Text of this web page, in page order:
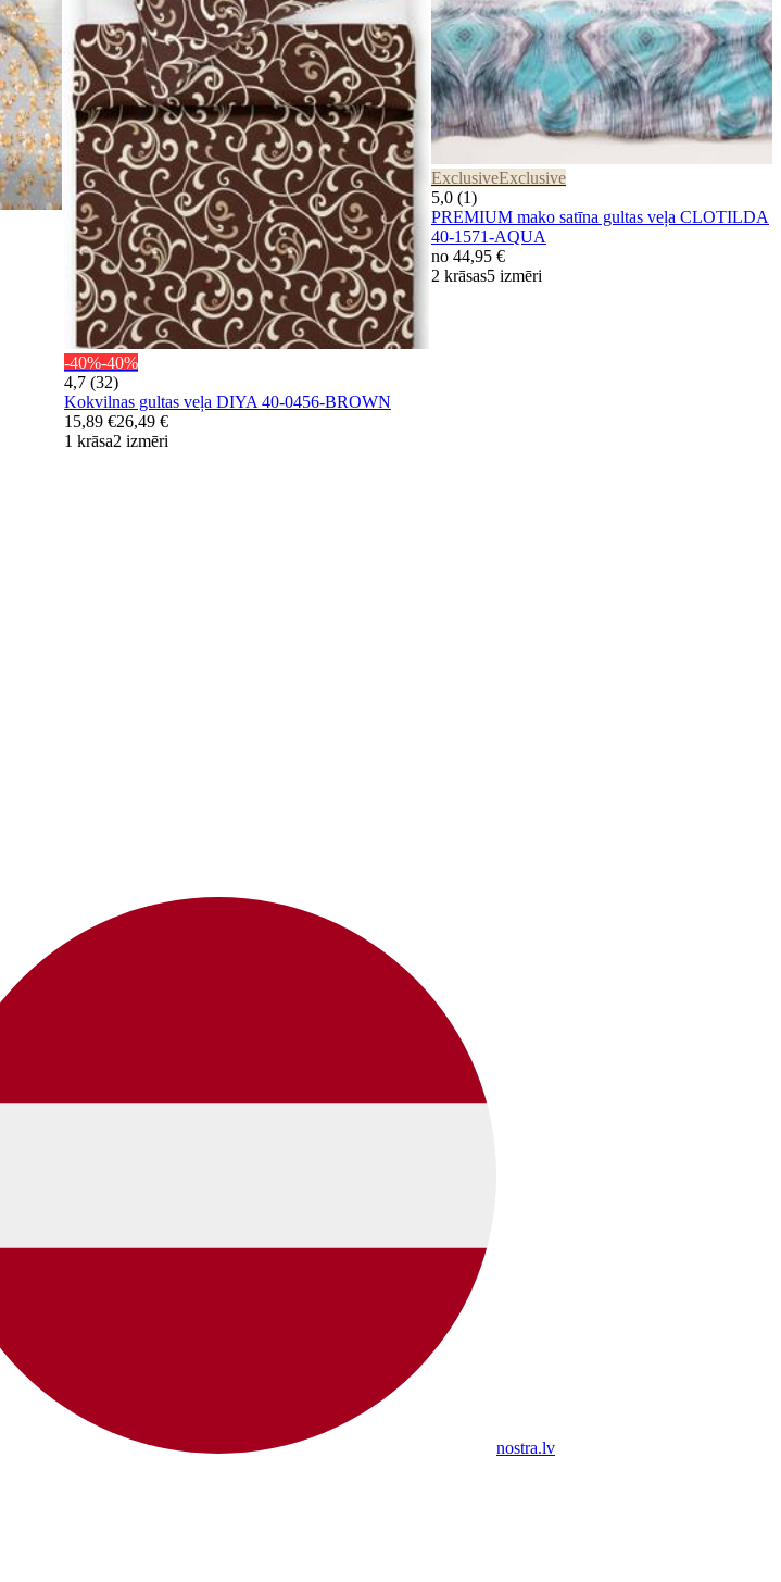
-40%-40%
4,7 (32)
Kokvilnas gultas veļa DIYA 40-0456-BROWN
15,89 €26,49 €
1 krāsa2 izmēri
ExclusiveExclusive
5,0 (1)
PREMIUM mako satīna gultas veļa CLOTILDA
40-1571-AQUA
no 44,95 €
2 krāsas5 izmēri
nostra.lv